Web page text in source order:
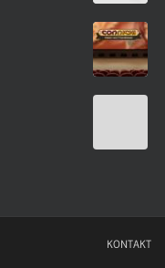
KONTAKT